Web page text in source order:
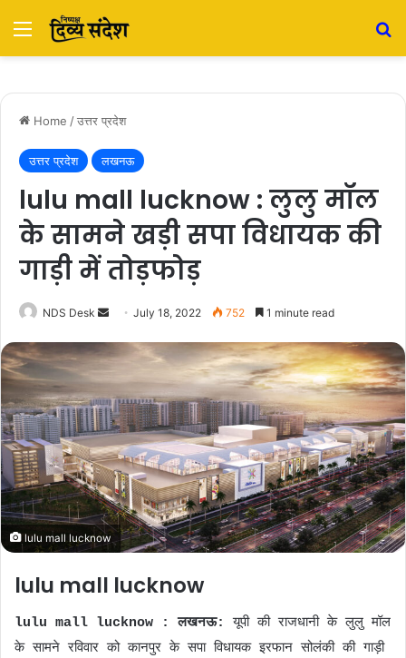
Menu
Home /उत्तर प्रदेश
उत्तर प्रदेश लखनऊ
lulu mall lucknow : लुलु मॉल
के सामने खड़ी सपा विधायक की
गाड़ी में तोड़फोड़
NDS Desk
n
a
n
e
m
a
i
l
July 18, 2022 752 1 minute read
lulu mall lucknow
lulu mall lucknow
lulu mall lucknow : लखनऊ:
यूपी की राजधानी के लुलु मॉल
के सामने रविवार को कानपुर के सपा विधायक इरफान सोलंकी की गाड़ी